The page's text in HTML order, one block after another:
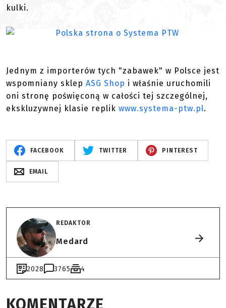
kulki.
Jednym z importerów tych "zabawek" w Polsce jest
wspomniany sklep ASG Shop i właśnie uruchomili
oni stronę poświęconą w całości tej szczególnej,
ekskluzywnej klasie replik www.systema-ptw.pl.
FACEBOOK TWITTER PINTEREST
EMAIL
REDAKTOR
Medard
2028 3765 4